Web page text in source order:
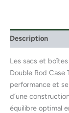
Description
Les sacs et
Double Rod Case
performance et
d’une
équilibre optimal